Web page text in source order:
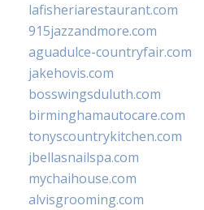
lafisheriarestaurant.com
915jazzandmore.com
aguadulce-countryfair.com
jakehovis.com
bosswingsduluth.com
birminghamautocare.com
tonyscountrykitchen.com
jbellasnailspa.com
mychaihouse.com
alvisgrooming.com